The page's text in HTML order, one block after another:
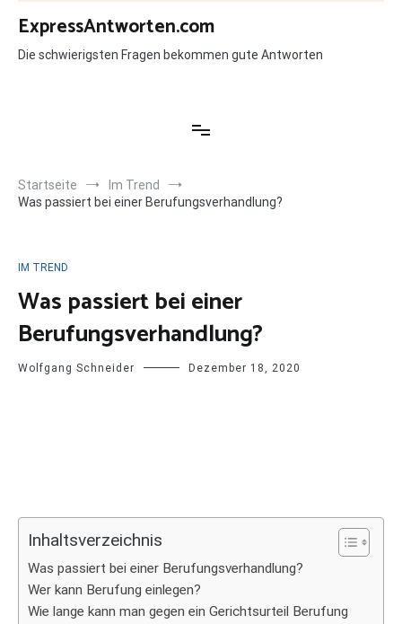
Zum
Inhalt
springen
ExpressAntworten.com
Die schwierigsten Fragen bekommen gute Antworten
Startseite
Im Trend
Was passiert bei einer Berufungsverhandlung?
IM TREND
Was passiert bei einer
Berufungsverhandlung?
Wolfgang Schneider Dezember 18, 2020
Inhaltsverzeichnis
Was passiert bei einer Berufungsverhandlung?
Wer kann Berufung einlegen?
Wie lange kann man gegen ein Gerichtsurteil Berufung